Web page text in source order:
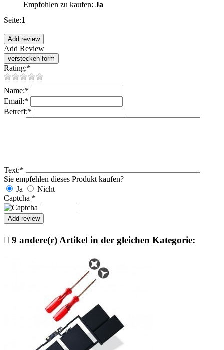
Empfohlen zu kaufen: Ja
Seite:1
Add Review
Rating:*
Name:*
Email:*
Betreff:*
Text:*
Sie empfehlen dieses Produkt kaufen?
Ja
Nicht
Captcha *
 9 andere(r) Artikel in der gleichen Kategorie: